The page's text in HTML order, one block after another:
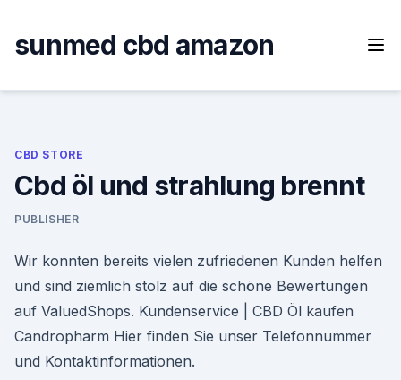
content
sunmed cbd amazon
CBD STORE
Cbd öl und strahlung brennt
PUBLISHER
Wir konnten bereits vielen zufriedenen Kunden helfen
und sind ziemlich stolz auf die schöne Bewertungen
auf ValuedShops. Kundenservice | CBD Öl kaufen
Candropharm Hier finden Sie unser Telefonnummer
und Kontaktinformationen.